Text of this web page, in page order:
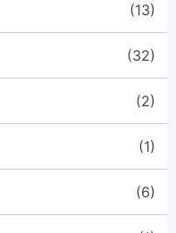
(13)
(32)
(2)
(1)
(6)